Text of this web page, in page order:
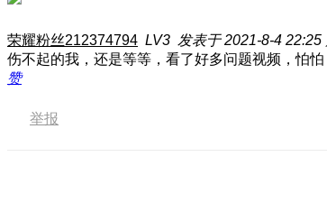
荣耀粉丝212374794 LV3 发表于 2021-8-4 22:25
伤不起的我，还是等等，看了好多问题视频，怕怕
赞
举报